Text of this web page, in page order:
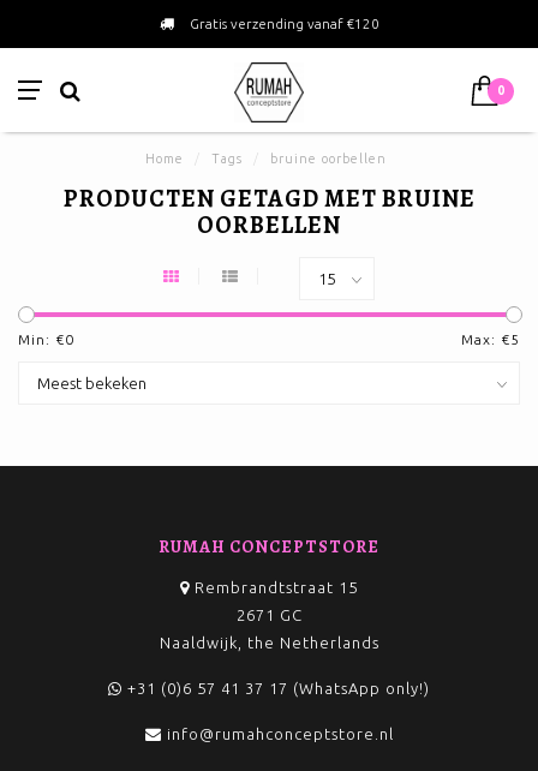
Gratis verzending vanaf €120
0
Home Tags bruine oorbellen
PRODUCTEN GETAGD MET BRUINE
OORBELLEN
Min: €0 Max: €5
RUMAH CONCEPTSTORE
Rembrandtstraat 15
2671 GC
Naaldwijk, the Netherlands
+31 (0)6 57 41 37 17 (WhatsApp only!)
info@rumahconceptstore.nl